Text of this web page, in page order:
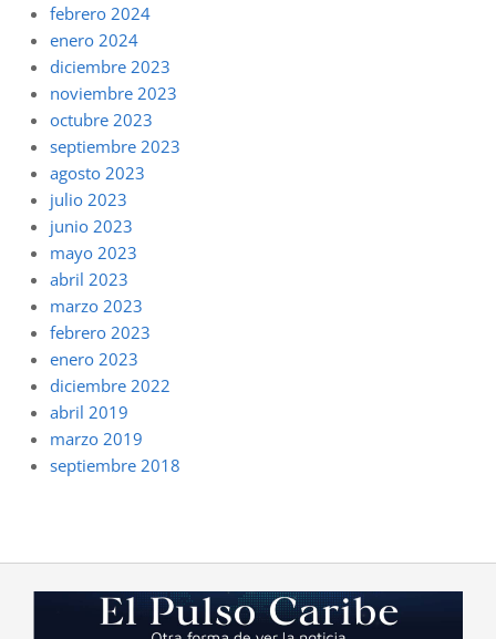
febrero 2024
enero 2024
diciembre 2023
noviembre 2023
octubre 2023
septiembre 2023
agosto 2023
julio 2023
junio 2023
mayo 2023
abril 2023
marzo 2023
febrero 2023
enero 2023
diciembre 2022
abril 2019
marzo 2019
septiembre 2018